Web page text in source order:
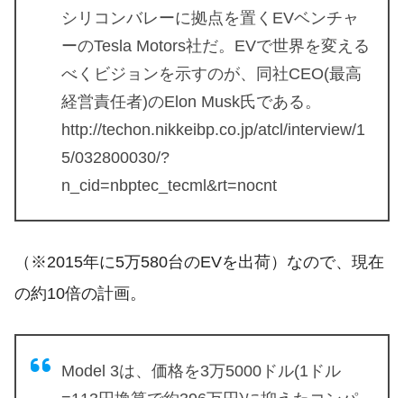
シリコンバレーに拠点を置くEVベンチャ
ーのTesla Motors社だ。EVで世界を変える
べくビジョンを示すのが、同社CEO(最高
経営責任者)のElon Musk氏である。
http://techon.nikkeibp.co.jp/atcl/interview/1
5/032800030/?
n_cid=nbptec_tecml&rt=nocnt
（※2015年に5万580台のEVを出荷）なので、現在
の約10倍の計画。
Model 3は、価格を3万5000ドル(1ドル